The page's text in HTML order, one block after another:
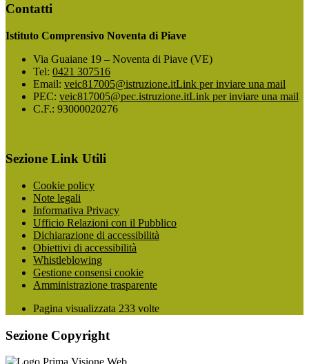
Contatti
Istituto Comprensivo Noventa di Piave
Via Guaiane 19 – Noventa di Piave (VE)
Tel: 0421 307516
Email: veic817005@istruzione.itLink per inviare una mail
PEC: veic817005@pec.istruzione.itLink per inviare una mail
C.F.: 93000020276
Sezione Link Utili
Cookie policy
Note legali
Informativa Privacy
Ufficio Relazioni con il Pubblico
Dichiarazione di accessibilità
Obiettivi di accessibilità
Whistleblowing
Gestione consensi cookie
Amministrazione trasparente
Pagina visualizzata 233 volte
Sezione Copyright